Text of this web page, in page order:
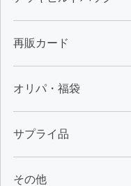
再販カード
オリパ・福袋
サプライ品
その他